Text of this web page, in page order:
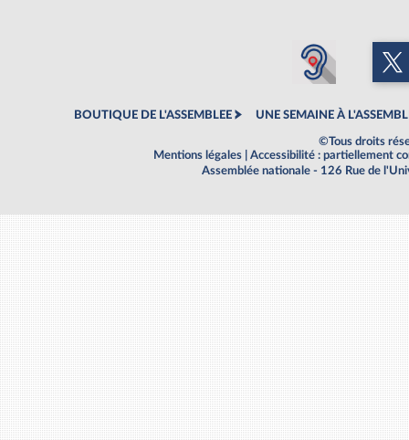
BOUTIQUE DE L'ASSEMBLEE UNE SEMAINE À
©Tous droits
Mentions légales
Accessibilité : partiellement
Assemblée nationale - 126 Rue de